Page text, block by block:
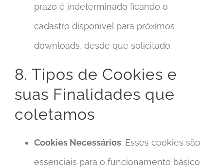
prazo é indeterminado ficando o
cadastro disponível para próximos
downloads, desde que solicitado.
8. Tipos de Cookies e
suas Finalidades que
coletamos
Cookies Necessários: Esses cookies são
essenciais para o funcionamento básico